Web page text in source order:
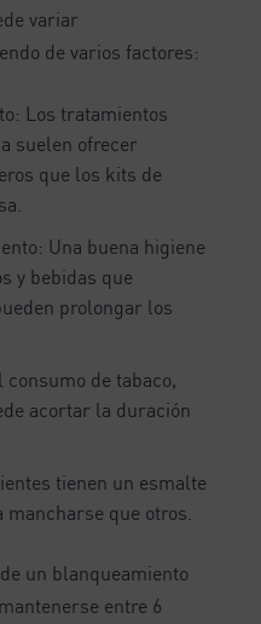
variar
de varios factores:
Los tratamientos
suelen ofrecer
que los kits de
Una buena higiene
y bebidas que
prolongar los
de tabaco,
acortar la duración
tienen un esmalte
que otros.
un blanqueamiento
entre 6